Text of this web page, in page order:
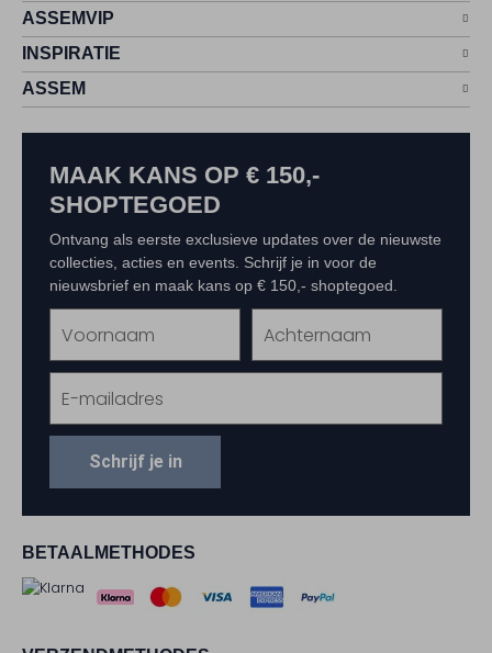
ASSEMVIP
INSPIRATIE
ASSEM
BETAALMETHODES
MAAK KANS OP € 150,-
SHOPTEGOED
Ontvang als eerste exclusieve updates over de nieuwste
collecties, acties en events. Schrijf je in voor de
nieuwsbrief en maak kans op € 150,- shoptegoed.
Schrijf je in